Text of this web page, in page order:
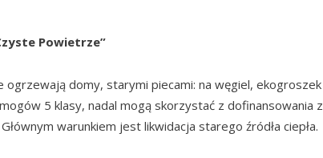
Powietrze”
ogrzewają domy, starymi piecami: na węgiel,
5 klasy, nadal mogą skorzystać z dofinansowania
warunkiem jest likwidacja starego źródła ciepła.